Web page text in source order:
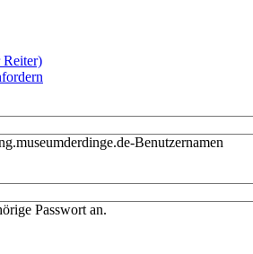
Reiter)
Benutzernamen
Passwort an.